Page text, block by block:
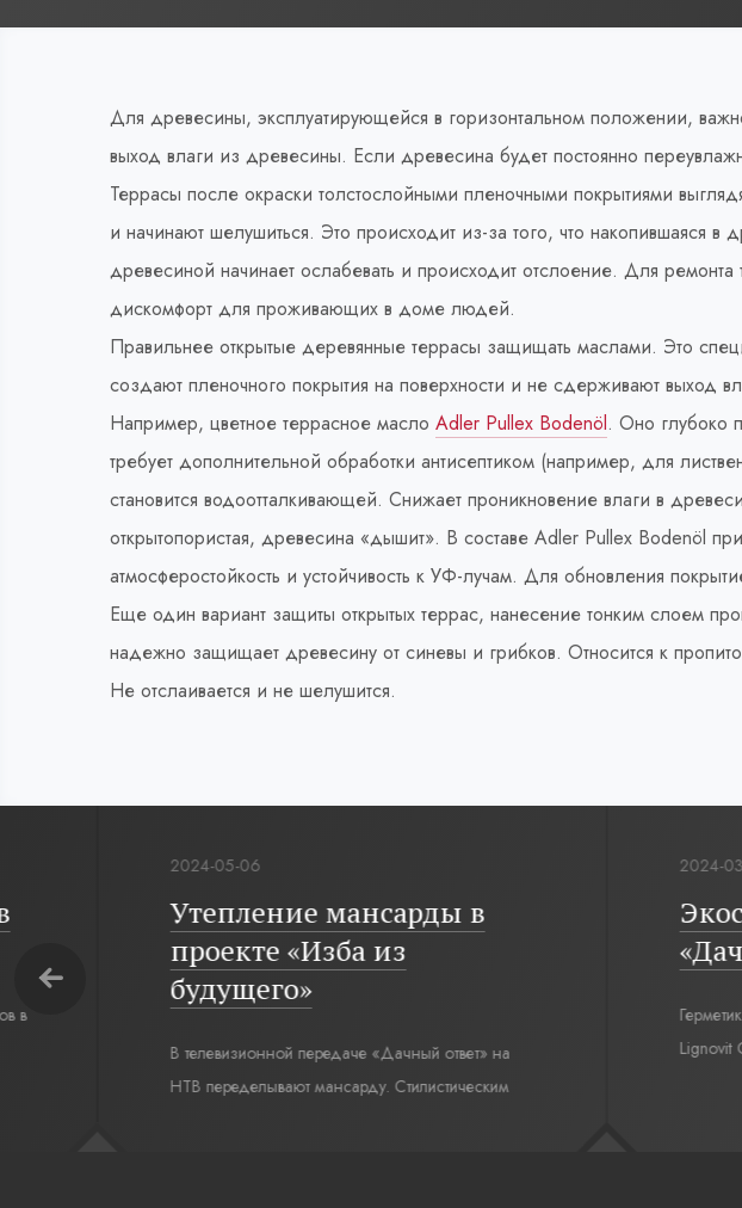
Для древесины, эксплуатирующейся в горизонтальном положении,
выход влаги из древесины. Если древесина будет постоянно
Террасы после окраски толстослойными пленочными покрытиями
и начинают шелушиться. Это происходит из-за того, что накопившаяся
древесиной начинает ослабевать и происходит отслоение. Для
дискомфорт для проживающих в доме людей.
Правильнее открытые деревянные террасы защищать маслами. Это
создают пленочного покрытия на поверхности и не сдерживают выход
Например, цветное террасное масло Adler Pullex Bodenöl. Оно глубоко
требует дополнительной обработки антисептиком (например, для
становится водоотталкивающей. Снижает проникновение влаги в
открытопористая, древесина «дышит». В составе Adler Pullex Bodenöl
атмосферостойкость и устойчивость к УФ-лучам. Для обновления
Еще один вариант защиты открытых террас, нанесение тонким слоем
надежно защищает древесину от синевы и грибков. Относится к
Не отслаивается и не шелушится.
2024-05-06
Утепление мансарды в
проекте «Изба из
будущего»
В телевизионной передаче «Дачный ответ» на
НТВ переделывают мансарду. Стилистическим
2024-03-19
Герметик
Lignovit Color